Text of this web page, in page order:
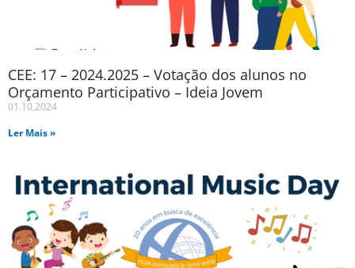
CEE: 17 – 2024.2025 – Votação dos alunos no
Orçamento Participativo – Ideia Jovem
01.10.2024
Ler Mais »